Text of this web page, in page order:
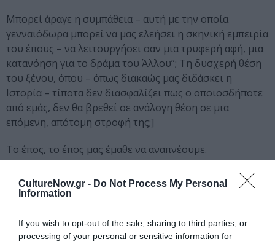
CultureNow.gr - Do Not Process My Personal
Information
If you wish to opt-out of the sale, sharing to third parties, or
processing of your personal or sensitive information for
Μπορεί άραγε η συμπάθεια – αυτή με την οποία
γενναιόδωρα μπορεί να μας ελεήσει η σκηνική εμπειρία
του έπους – να λειτουργήσει σαν μια τρυφερή αφή, μια
κατανόηση για το δράμα του Άλλου”; Τη δυσχερή θέση
του ξένου, όπου – όπως διακαώς μας διδάσκει η
Ιστορία – τίποτα δεν διασφαλίζει πως ο οποιοσδήποτε
από εμάς, δεν θα βρεθεί σε ανάλογη θέση σε μια
επόμενη, απότομη στροφή της;]
Το έπος, το έπος μας έμαθε να αναπνέουμε.
-Μιχαήλ Μαρμαρινός
Μετάφραση: Δημήτρης Μαρωνίτης